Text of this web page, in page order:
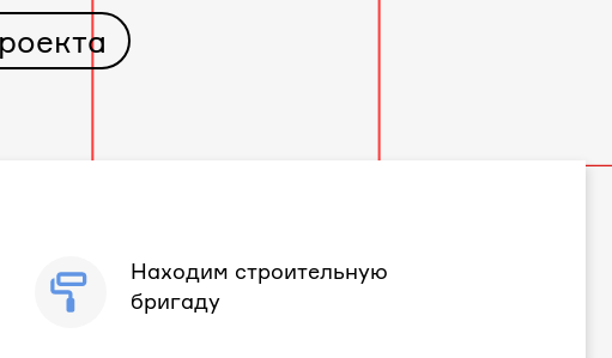
Находим строительную
бригаду